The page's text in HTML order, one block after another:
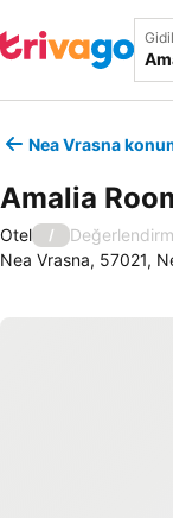
Nea Vrasna
Amalia
Otel /
Nea Vrasna, 57021,